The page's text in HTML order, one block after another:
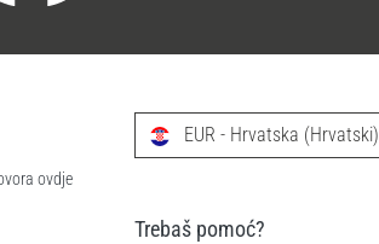
ovdje
EUR - Hrvatska (Hrvatski)
Trebaš pomoć?